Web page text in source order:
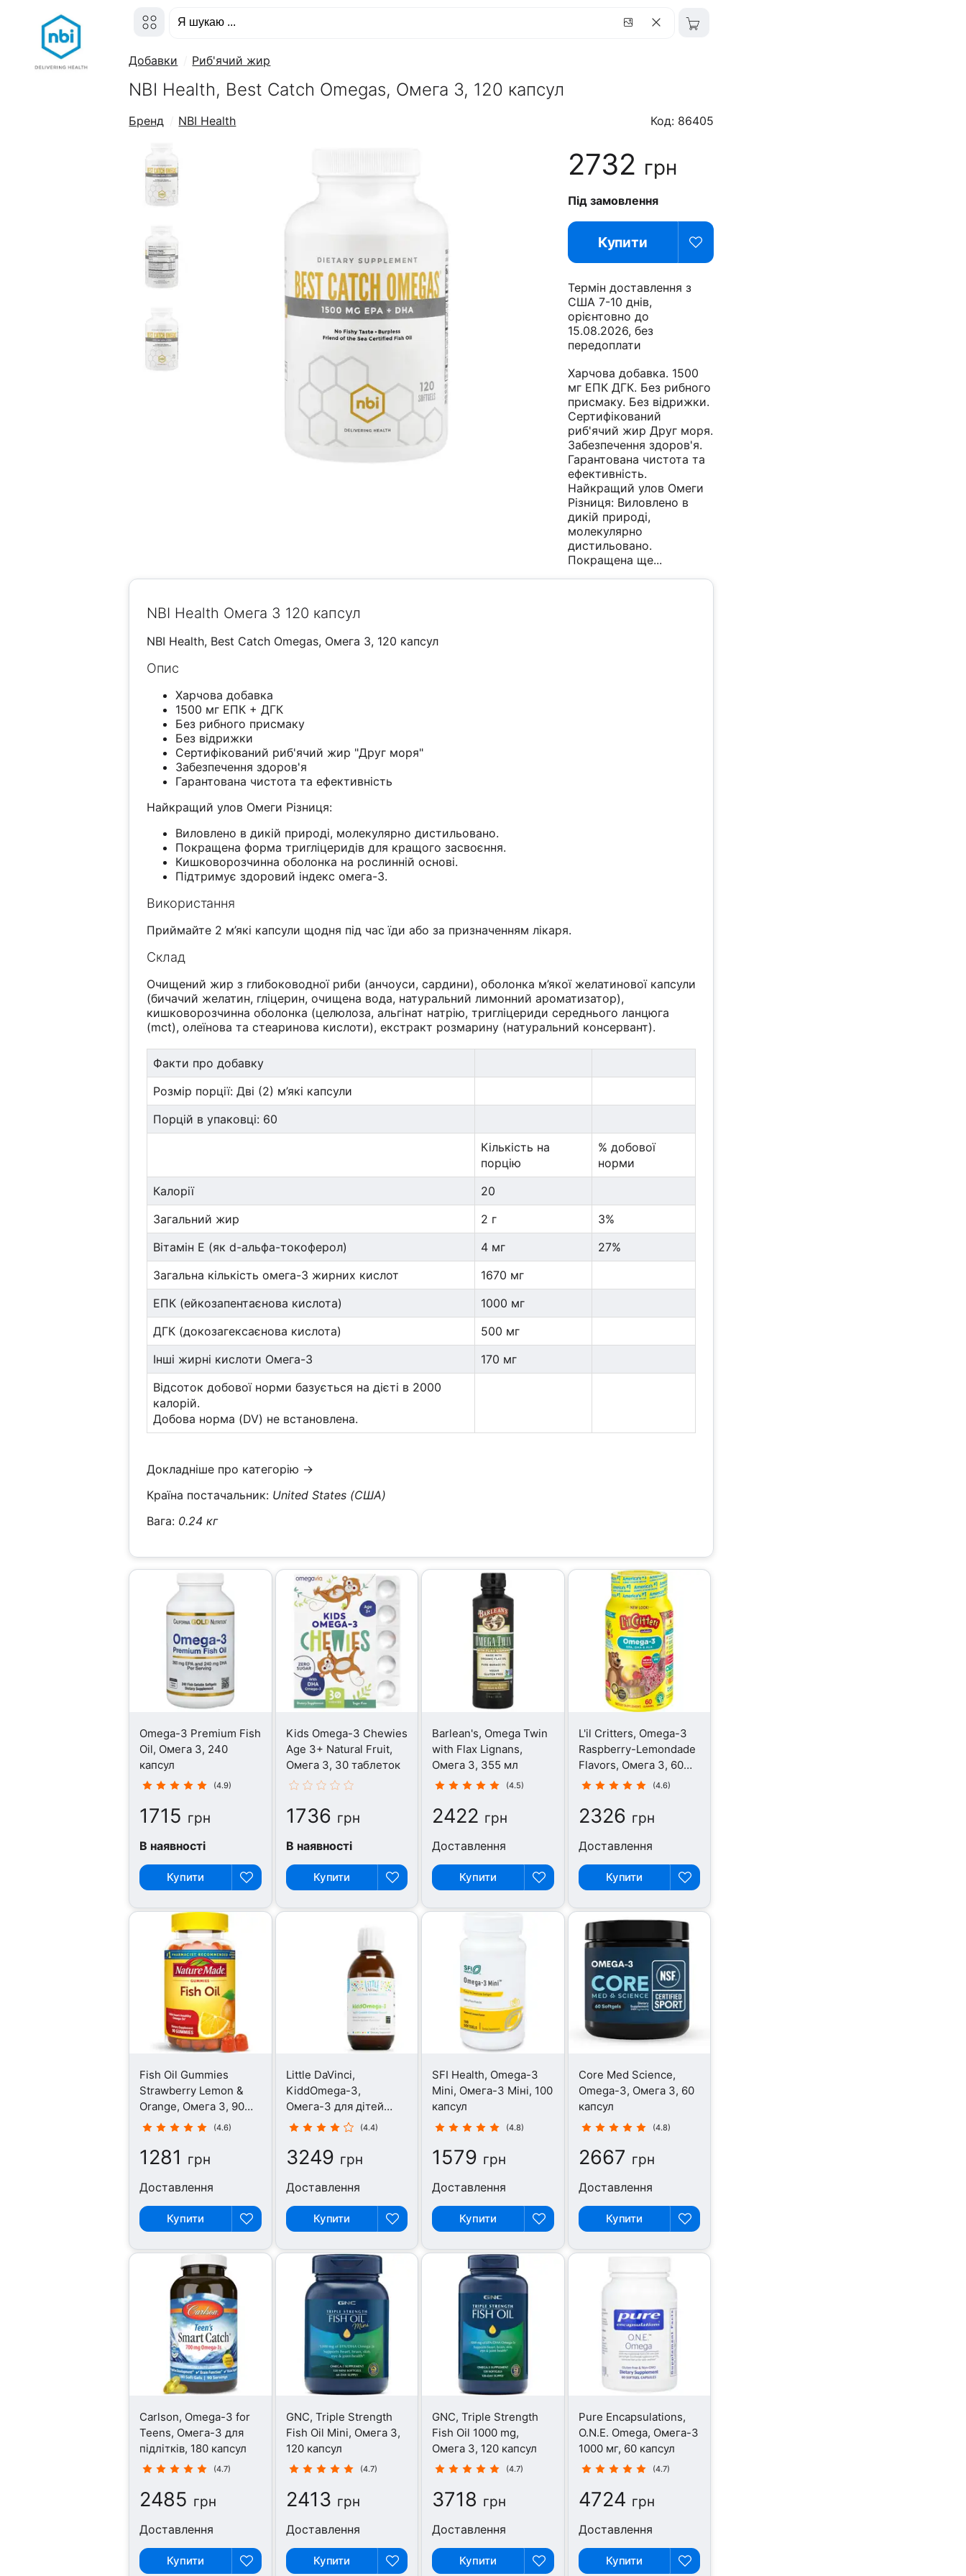
Добавки Риб'ячий жир
NBI Health, Best Catch Omegas, Омега 3, 120 капсул
Бренд NBI Health Код: 86405
2732 грн
Під замовлення
Купити
Термін доставлення з
США 7-10 днів,
орієнтовно до
15.08.2026, без
передоплати
Харчова добавка. 1500
мг ЕПК ДГК. Без рибного
присмаку. Без відрижки.
Сертифікований
риб'ячий жир Друг моря.
Забезпечення здоров'я.
Гарантована чистота та
ефективність.
Найкращий улов Омеги
Різниця: Виловлено в
дикій природі,
молекулярно
дистильовано.
Покращена ще...
NBI Health Омега 3 120 капсул
NBI Health, Best Catch Omegas, Омега 3, 120 капсул
Опис
Харчова добавка
1500 мг ЕПК + ДГК
Без рибного присмаку
Без відрижки
Сертифікований риб'ячий жир "Друг моря"
Забезпечення здоров'я
Гарантована чистота та ефективність
Найкращий улов Омеги Різниця:
Виловлено в дикій природі, молекулярно дистильовано.
Покращена форма тригліцеридів для кращого засвоєння.
Кишковорозчинна оболонка на рослинній основі.
Підтримує здоровий індекс омега-3.
Використання
Приймайте 2 м’які капсули щодня під час їди або за призначенням лікаря.
Склад
Очищений жир з глибоководної риби (анчоуси, сардини), оболонка м’якої желатинової капсули
(бичачий желатин, гліцерин, очищена вода, натуральний лимонний ароматизатор),
кишковорозчинна оболонка (целюлоза, альгінат натрію, тригліцериди середнього ланцюга
(mct), олеїнова та стеаринова кислоти), екстракт розмарину (натуральний консервант).
Факти про добавку
Розмір порції: Дві (2) м’які капсули
Порцій в упаковці: 60
Кількість на
порцію
% добової
норми
Калорії
20
Загальний жир
2 г
3%
Вітамін Е (як d-альфа-токоферол)
4 мг
27%
Загальна кількість омега-3 жирних кислот
1670 мг
ЕПК (ейкозапентаєнова кислота)
1000 мг
ДГК (докозагексаєнова кислота)
500 мг
Інші жирні кислоти Омега-3
170 мг
Відсоток добової норми базується на дієті в 2000
калорій.
Добова норма (DV) не встановлена.
Докладніше про категорію →
Країна постачальник: United States (США)
Вага: 0.24 кг
Omega-3 Premium Fish
Oil, Омега 3, 240
капсул
(4.9)
1715 грн
В наявності
Купити
Kids Omega-3 Chewies
Age 3+ Natural Fruit,
Омега 3, 30 таблеток
1736 грн
В наявності
Купити
Barlean's, Omega Twin
with Flax Lignans,
Омега 3, 355 мл
(4.5)
2422 грн
Доставлення
Купити
L'il Critters, Omega-3
Raspberry-Lemondade
Flavors, Омега 3, 60
конфет
(4.6)
2326 грн
Доставлення
Купити
Fish Oil Gummies
Strawberry Lemon &
Orange, Омега 3, 90
таблеток
(4.6)
1281 грн
Доставлення
Купити
Little DaVinci,
KiddOmega-3,
Омега-3 для дітей
вишня, 200 мл(4.4)
3249 грн
Доставлення
Купити
SFI Health, Omega-3
Mini, Омега-3 Міні, 100
капсул
(4.8)
1579 грн
Доставлення
Купити
Core Med Science,
Omega-3, Омега 3, 60
капсул
(4.8)
2667 грн
Доставлення
Купити
Carlson, Omega-3 for
Teens, Омега-3 для
підлітків, 180 капсул
(4.7)
2485 грн
Доставлення
Купити
GNC, Triple Strength
Fish Oil Mini, Омега 3,
120 капсул
(4.7)
2413 грн
Доставлення
Купити
GNC, Triple Strength
Fish Oil 1000 mg,
Омега 3, 120 капсул
(4.7)
3718 грн
Доставлення
Купити
Pure Encapsulations,
O.N.E. Omega, Омега-3
1000 мг, 60 капсул
(4.7)
4724 грн
Доставлення
Купити